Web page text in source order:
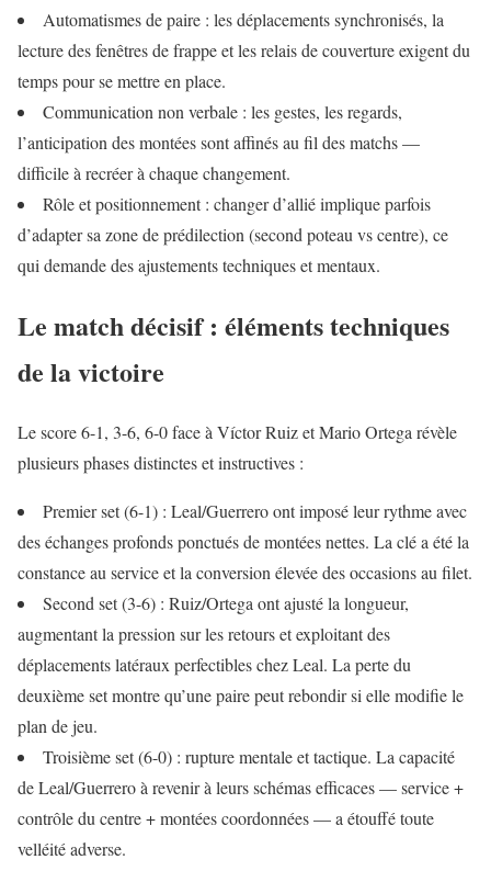
Automatismes de paire : les déplacements synchronisés, la
lecture des fenêtres de frappe et les relais de couverture exigent du
temps pour se mettre en place.
Communication non verbale : les gestes, les regards,
l’anticipation des montées sont affinés au fil des matchs —
difficile à recréer à chaque changement.
Rôle et positionnement : changer d’allié implique parfois
d’adapter sa zone de prédilection (second poteau vs centre), ce
qui demande des ajustements techniques et mentaux.
Le match décisif : éléments techniques
de la victoire
Le score 6-1, 3-6, 6-0 face à Víctor Ruiz et Mario Ortega révèle
plusieurs phases distinctes et instructives :
Premier set (6-1) : Leal/Guerrero ont imposé leur rythme avec
des échanges profonds ponctués de montées nettes. La clé a été la
constance au service et la conversion élevée des occasions au filet.
Second set (3-6) : Ruiz/Ortega ont ajusté la longueur,
augmentant la pression sur les retours et exploitant des
déplacements latéraux perfectibles chez Leal. La perte du
deuxième set montre qu’une paire peut rebondir si elle modifie le
plan de jeu.
Troisième set (6-0) : rupture mentale et tactique. La capacité
de Leal/Guerrero à revenir à leurs schémas efficaces — service +
contrôle du centre + montées coordonnées — a étouffé toute
velléité adverse.